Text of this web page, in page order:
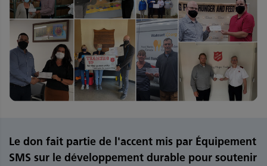
Le don fait partie de l'accent mis par Équipement
SMS sur le développement durable pour soutenir